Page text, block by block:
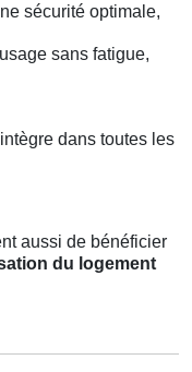
sécurité optimale,
sans fatigue,
dans toutes les
aussi de bénéficier
du logement